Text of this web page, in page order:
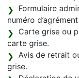
Formulaire
numéro
Carte grise ou
carte grise.
Avis de retrait
grise.